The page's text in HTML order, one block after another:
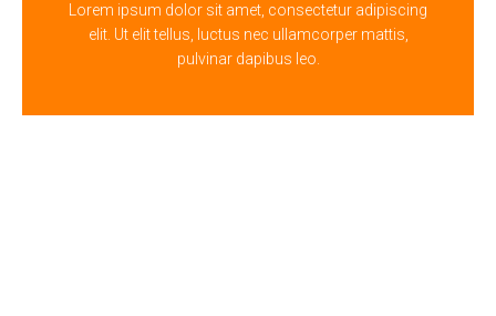
Lorem ipsum dolor sit amet, consectetur adipiscing
elit. Ut elit tellus, luctus nec ullamcorper mattis,
pulvinar dapibus leo.